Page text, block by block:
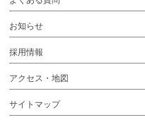
お知らせ
採用情報
アクセス・地図
サイトマップ